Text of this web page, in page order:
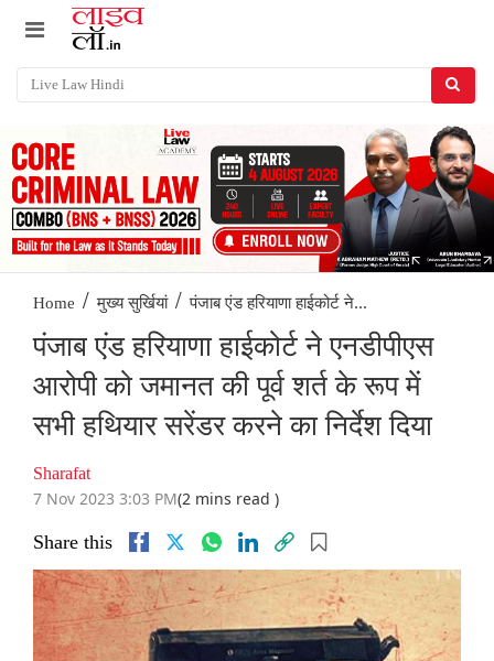
Home / मुख्य सुर्खियां / पंजाब एंड हरियाणा हाईकोर्ट ने...
पंजाब एंड हरियाणा हाईकोर्ट ने एनडीपीएस
आरोपी को जमानत की पूर्व शर्त के रूप में
सभी हथियार सरेंडर करने का निर्देश दिया
Sharafat
7 Nov 2023 3:03 PM(2 mins read )
Share this